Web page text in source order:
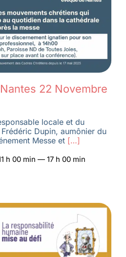
22 Novembre
locale et du
Dupin, aumônier du
Messe et[…]
h 00 min — 17 h 00 min